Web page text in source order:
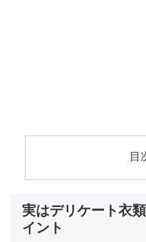
目
実はデリケート衣
イント